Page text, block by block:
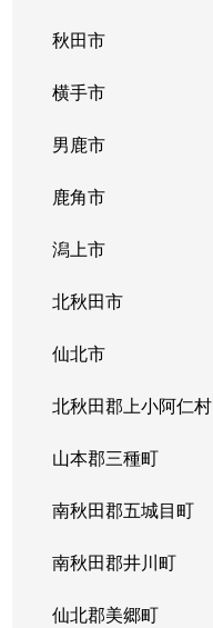
秋田市
横手市
男鹿市
鹿角市
潟上市
北秋田市
仙北市
北秋田郡上小阿仁村
山本郡三種町
南秋田郡五城目町
南秋田郡井川町
仙北郡美郷町